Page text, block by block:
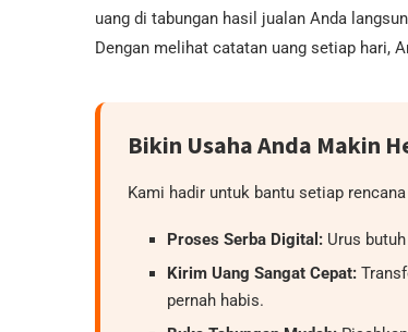
uang di tabungan hasil jualan Anda
Dengan melihat catatan uang setiap hari,
Bikin Usaha Anda Makin
Kami hadir untuk bantu setiap
Proses Serba Digital: Urus
Kirim Uang Sangat Cepat:
pernah habis.